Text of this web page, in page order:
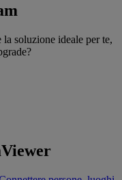
soluzione ideale per te,